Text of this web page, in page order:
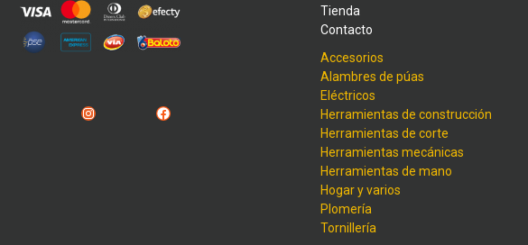
Instagram Facebook
Tienda
Contacto
Accesorios
Alambres de púas
Eléctricos
Herramientas de construcción
Herramientas de corte
Herramientas mecánicas
Herramientas de mano
Hogar y varios
Plomería
Tornillería